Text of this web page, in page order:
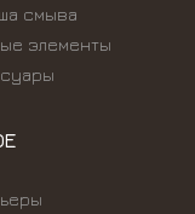
смыва
элементы